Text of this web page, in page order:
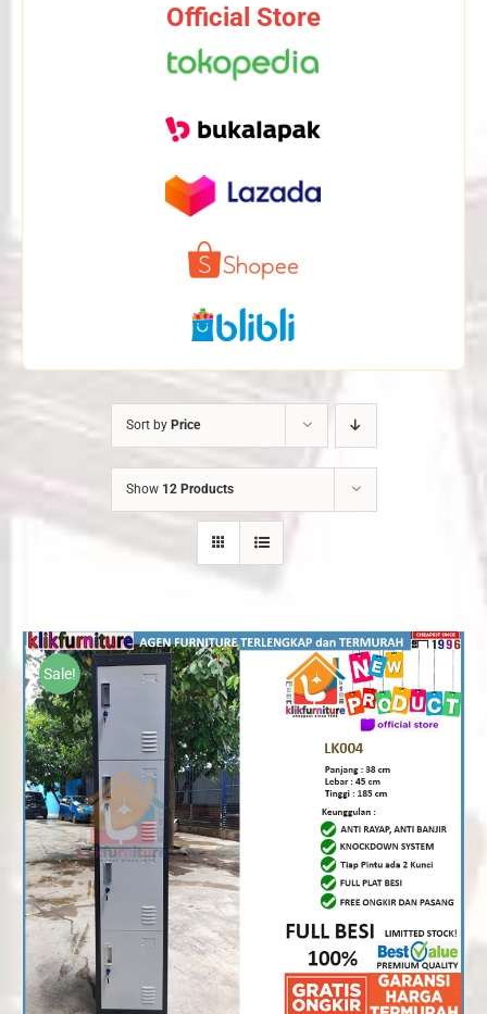
Official Store
Sort by Price
Show 12 Products
Sale!